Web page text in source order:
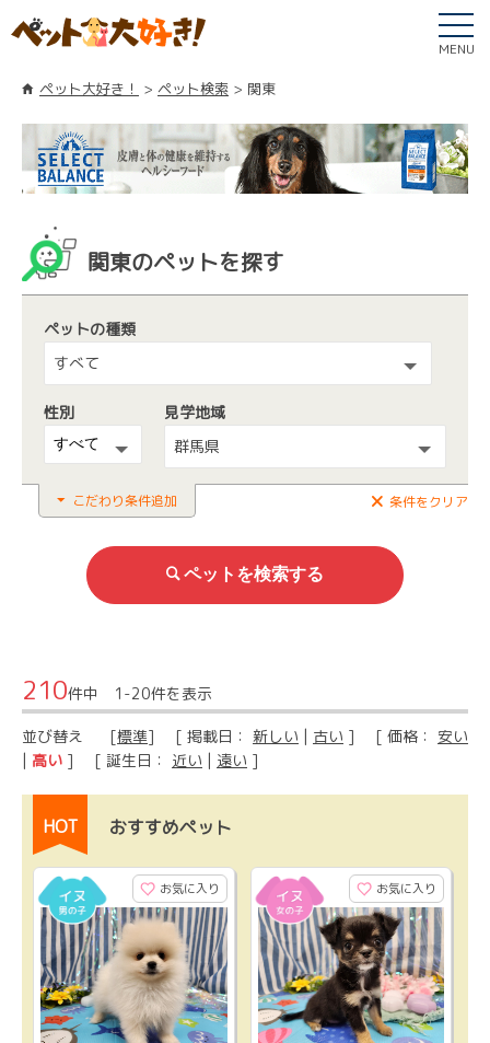
MENU
ペット大好き！ ペット検索 関東
関東のペットを探す
ペットの種類
すべて
性別
見学地域
群馬県
こだわり条件追加 条件をクリア
210件中 1-20件を表示
並び替え [標準] [ 掲載日： 新しい | 古い ] [ 価格： 安い
| 高い ] [ 誕生日： 近い | 遠い ]
HOT おすすめペット
お気に入り お気に入り